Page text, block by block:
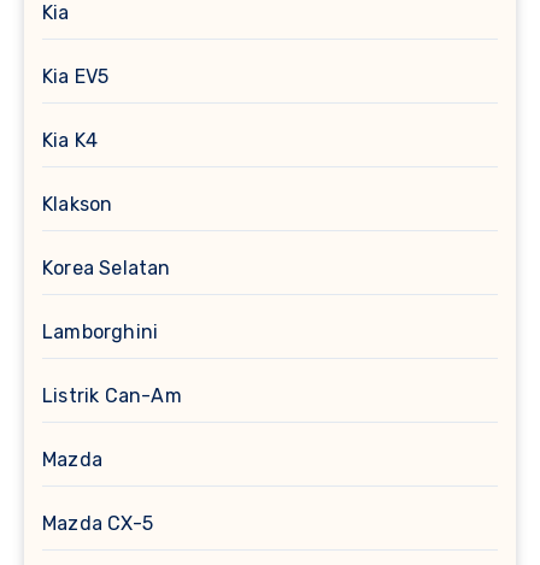
Kia
Kia EV5
Kia K4
Klakson
Korea Selatan
Lamborghini
Listrik Can-Am
Mazda
Mazda CX-5